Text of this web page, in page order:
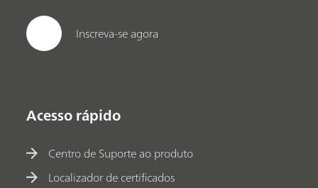
Inscreva-se agora
Acesso rápido
Centro de Suporte ao produto
Localizador de certificados